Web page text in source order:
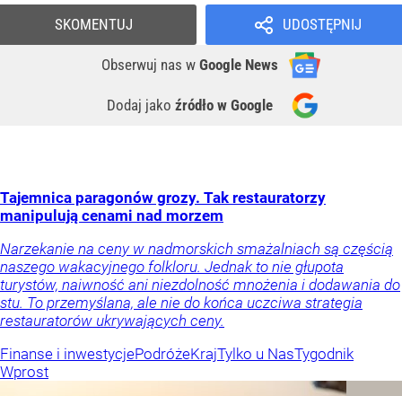
UDOSTĘPNIJ
Obserwuj nas w Google News
Dodaj jako źródło w Google
SKOMENTUJ
Tajemnica paragonów grozy. Tak restauratorzy
manipulują cenami nad morzem
Narzekanie na ceny w nadmorskich smażalniach są częścią
naszego wakacyjnego folkloru. Jednak to nie głupota
turystów, naiwność ani niezdolność mnożenia i dodawania do
stu. To przemyślana, ale nie do końca uczciwa strategia
restauratorów ukrywających ceny.
Finanse i inwestycjePodróżeKrajTylko u NasTygodnik
Wprost